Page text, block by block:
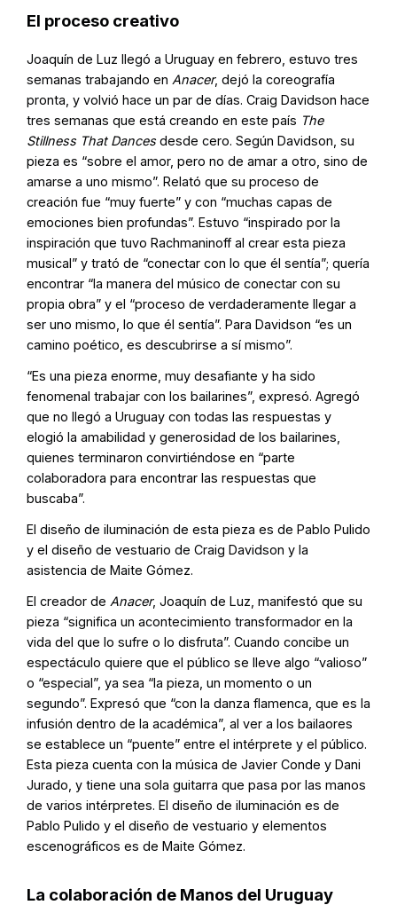
El proceso creativo
Joaquín de Luz llegó a Uruguay en febrero, estuvo tres
semanas trabajando en Anacer, dejó la coreografía
pronta, y volvió hace un par de días. Craig Davidson hace
tres semanas que está creando en este país The
Stillness That Dancesdesde cero. Según Davidson, su
pieza es “sobre el amor, pero no de amar a otro, sino de
amarse a uno mismo”. Relató que su proceso de
creación fue “muy fuerte” y con “muchas capas de
emociones bien profundas”. Estuvo “inspirado por la
inspiración que tuvo Rachmaninoff al crear esta pieza
musical” y trató de “conectar con lo que él sentía”; quería
encontrar “la manera del músico de conectar con su
propia obra” y el “proceso de verdaderamente llegar a
ser uno mismo, lo que él sentía”. Para Davidson “es un
camino poético, es descubrirse a sí mismo”.
“Es una pieza enorme, muy desafiante y ha sido
fenomenal trabajar con los bailarines”, expresó. Agregó
que no llegó a Uruguay con todas las respuestas y
elogió la amabilidad y generosidad de los bailarines,
quienes terminaron convirtiéndose en “parte
colaboradora para encontrar las respuestas que
buscaba”.
El diseño de iluminación de esta pieza es de Pablo Pulido
y el diseño de vestuario de Craig Davidson y la
asistencia de Maite Gómez.
El creador de Anacer, Joaquín de Luz, manifestó que su
pieza “significa un acontecimiento transformador en la
vida del que lo sufre o lo disfruta”. Cuando concibe un
espectáculo quiere que el público se lleve algo “valioso”
o “especial”, ya sea “la pieza, un momento o un
segundo”. Expresó que “con la danza flamenca, que es la
infusión dentro de la académica”, al ver a los bailaores
se establece un “puente” entre el intérprete y el público.
Esta pieza cuenta con la música de Javier Conde y Dani
Jurado, y tiene una sola guitarra que pasa por las manos
de varios intérpretes. El diseño de iluminación es de
Pablo Pulido y el diseño de vestuario y elementos
escenográficos es de Maite Gómez.
La colaboración de Manos del Uruguay